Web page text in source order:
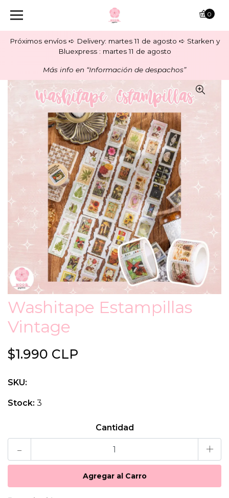
Próximos envíos ➪ Delivery: martes 11 de agosto ➪ Starken y
Bluexpress : martes 11 de agosto
Más info en “Información de despachos”
0
Washitape Estampillas
Vintage
$1.990 CLP
SKU:
Stock: 3
Cantidad
- +